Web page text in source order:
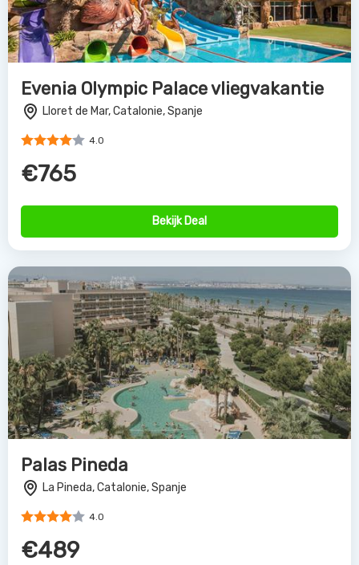
Evenia Olympic Palace vliegvakantie
Lloret de Mar, Catalonie, Spanje
4.0
€765
Bekijk Deal
Palas Pineda
La Pineda, Catalonie, Spanje
4.0
€489